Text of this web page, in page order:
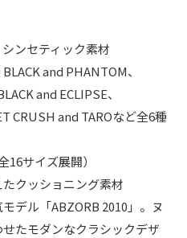
ンセティック素材
and PHANTOM、
and ECLIPSE、
CRUSH and TAROなど全6種
サイズ展開）
クッショニング素材
デル「ABZORB 2010」。ヌ
たモダンなクラシックデザ